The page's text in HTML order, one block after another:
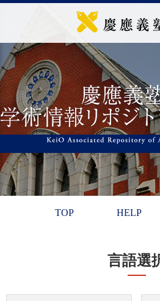
TOP HELP
言語選